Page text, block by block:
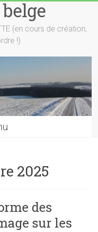
(en cours de création,
!)
2025
des
sur les